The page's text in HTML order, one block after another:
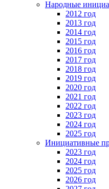
Народные
2012 год
2013 год
2014 год
2015 год
2016 год
2017 год
2018 год
2019 год
2020 год
2021 год
2022 год
2023 год
2024 год
2025 год
Инициативные
2023 год
2024 год
2025 год
2026 год